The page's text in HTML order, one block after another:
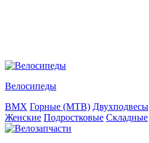
Велосипеды
BMX Горные (MTB) Двухподвесы
Женские Подростковые Складные